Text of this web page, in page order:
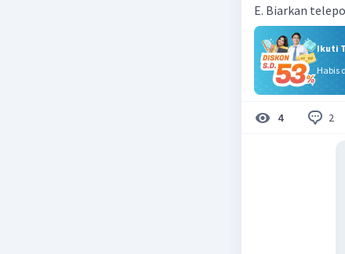
E. Biarkan
Ikuti
Habis
4 2